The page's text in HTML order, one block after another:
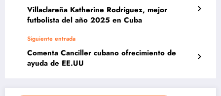
Villaclareña Katherine Rodríguez, mejor
futbolista del año 2025 en Cuba
Siguiente entrada
Comenta Canciller cubano ofrecimiento de
ayuda de EE.UU